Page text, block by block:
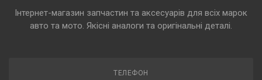
Інтернет-магазин запчастин та аксесуарів для всіх марок
авто та мото. Якісні аналоги та оригінальні деталі.
ТЕЛЕФОН